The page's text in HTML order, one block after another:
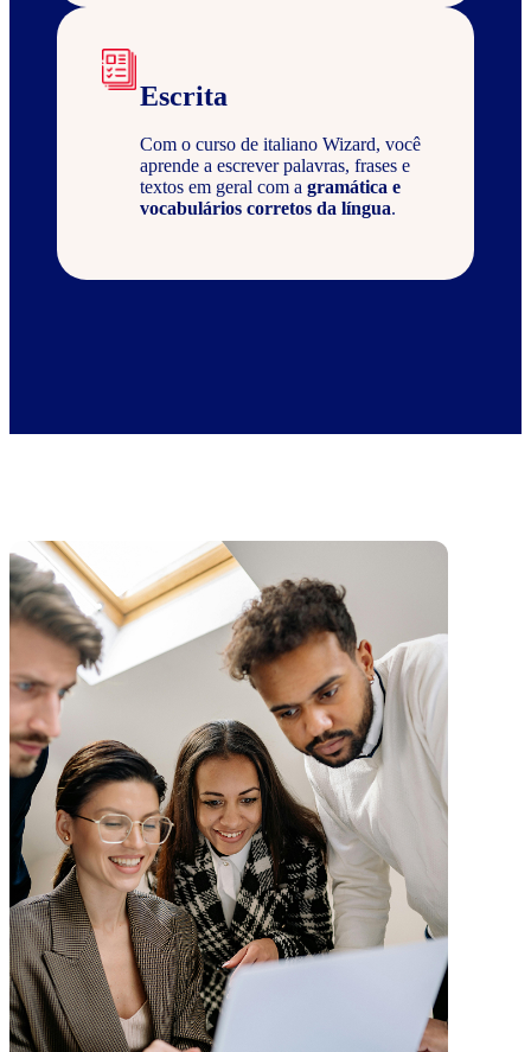
Escrita
Com o curso de italiano Wizard, você
aprende a escrever palavras, frases e
textos em geral com a gramática e
vocabulários corretos da língua.